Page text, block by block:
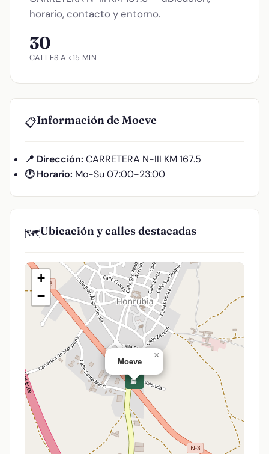
horario, contacto y entorno.
30
CALLES A <15 MIN
📋Información de Moeve
📍 Dirección: CARRETERA N-III KM 167.5
🕐 Horario: Mo-Su 07:00-23:00
🗺️Ubicación y calles destacadas
⛽
Moeve
×
+
−